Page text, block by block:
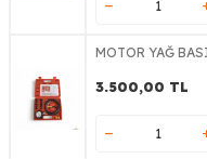
MOTOR YAĞ
3.500,00 TL